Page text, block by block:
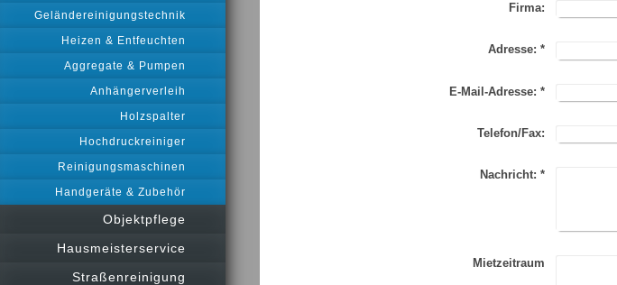
Geländereinigungstechnik
Heizen & Entfeuchten
Aggregate & Pumpen
Anhängerverleih
Holzspalter
Hochdruckreiniger
Reinigungsmaschinen
Handgeräte & Zubehör
Objektpflege
Hausmeisterservice
Straßenreinigung
Firma:
Adresse: *
E-Mail-Adresse: *
Telefon/Fax:
Nachricht: *
Mietzeitraum